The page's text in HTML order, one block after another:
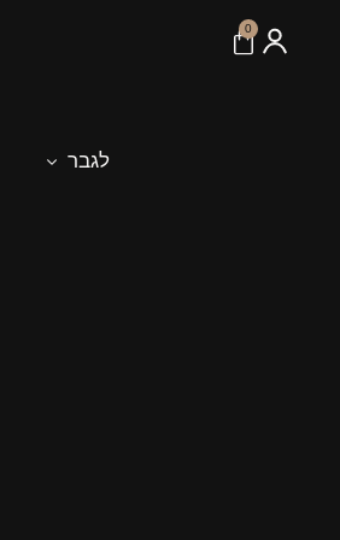
0
לגבר